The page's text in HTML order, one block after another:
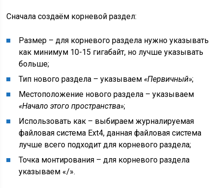
Сначала создаём корневой раздел:
Размер – для корневого раздела нужно указывать
как минимум 10-15 гигабайт, но лучше указывать
больше;
Тип нового раздела – указываем«Первичный»;
Местоположение нового раздела – указываем
«Начало этого пространства»;
Использовать как – выбираем журналируемая
файловая система Ext4, данная файловая система
лучше всего подходит для корневого раздела;
Точка монтирования – для корневого раздела
указываем «/».